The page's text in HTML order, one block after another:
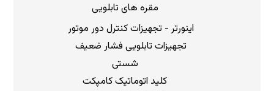
مقره های تابلویی
اینورتر - تجهیزات کنترل دور موتور
تجهیزات تابلویی فشار ضعیف
شستی
کلید اتوماتیک کامپکت